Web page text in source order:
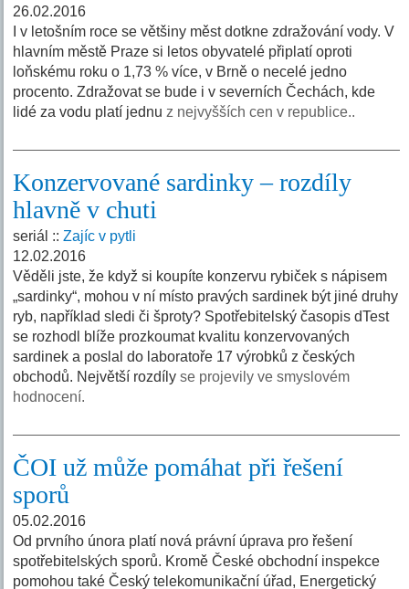
26.02.2016
I v letošním roce se většiny měst dotkne zdražování vody. V
hlavním městě Praze si letos obyvatelé připlatí oproti
loňskému roku o 1,73 % více, v Brně o necelé jedno
procento. Zdražovat se bude i v severních Čechách, kde
lidé za vodu platí jednu z nejvyšších cen v republice..
Konzervované sardinky – rozdíly
hlavně v chuti
seriál ::Zajíc v pytli
12.02.2016
Věděli jste, že když si koupíte konzervu rybiček s nápisem
„sardinky“, mohou v ní místo pravých sardinek být jiné druhy
ryb, například sledi či šproty? Spotřebitelský časopis dTest
se rozhodl blíže prozkoumat kvalitu konzervovaných
sardinek a poslal do laboratoře 17 výrobků z českých
obchodů. Největší rozdílyse projevily ve smyslovém
hodnocení.
ČOI už může pomáhat při řešení
sporů
05.02.2016
Od prvního února platí nová právní úprava pro řešení
spotřebitelských sporů. Kromě České obchodní inspekce
pomohou také Český telekomunikační úřad, Energetický